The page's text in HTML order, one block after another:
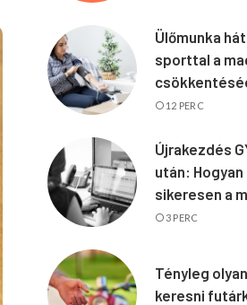
Ülőmunka
sporttal a
12 PERC
Újrakezdés
után:
sikeresen a
3 PERC
Tényleg
keresni